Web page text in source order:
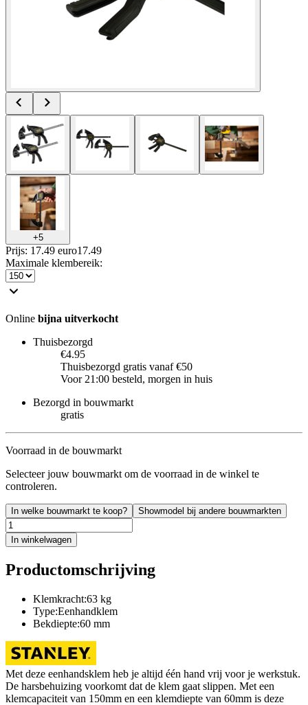
+5
Prijs: 17.49 euro17.49
Maximale klembereik:
Online bijna uitverkocht
Thuisbezorgd
€4.95
Thuisbezorgd gratis vanaf €50
Voor 21:00 besteld, morgen in huis
Bezorgd in bouwmarkt
gratis
Voorraad in de bouwmarkt
Selecteer jouw bouwmarkt om de voorraad in de winkel te
controleren.
In welke bouwmarkt te koop? Showmodel bij andere bouwmarkten
In winkelwagen
Productomschrijving
Klemkracht:63 kg
Type:Eenhandklem
Bekdiepte:60 mm
Met deze eenhandsklem heb je altijd één hand vrij voor je werkstuk.
De harsbehuizing voorkomt dat de klem gaat slippen. Met een
klemcapaciteit van 150mm en een klemdiepte van 60mm is deze